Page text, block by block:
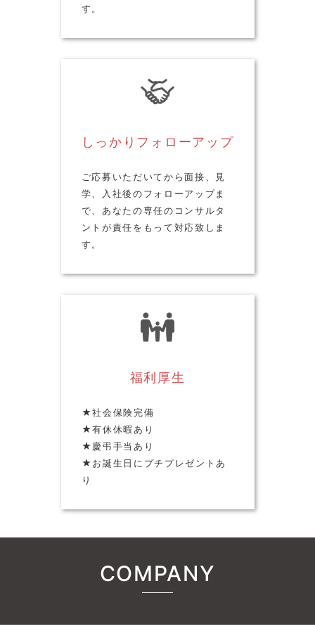
す。
しっかりフォローアップ
ご応募いただいてから面接、見
学、入社後のフォローアップま
で、あなたの専任のコンサルタ
ントが責任をもって対応致しま
す。
福利厚生
★社会保険完備
★有休休暇あり
★慶弔手当あり
★お誕生日にプチプレゼントあ
り
COMPANY